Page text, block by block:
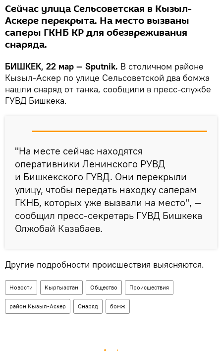
Сейчас улица Сельсоветская в Кызыл-
Аскере перекрыта. На место вызваны
саперы ГКНБ КР для обезвреживания
снаряда.
БИШКЕК, 22 мар — Sputnik. В столичном районе
Кызыл-Аскер по улице Сельсоветской два бомжа
нашли снаряд от танка, сообщили в пресс-службе
ГУВД Бишкека.
"На месте сейчас находятся
оперативники Ленинского РУВД
и Бишкекского ГУВД. Они перекрыли
улицу, чтобы передать находку саперам
ГКНБ, которых уже вызвали на место", —
сообщил пресс-секретарь ГУВД Бишкека
Олжобай Казабаев.
Другие подробности происшествия выясняются.
Новости Кыргызстан Общество Происшествия
район Кызыл-Аскер Снаряд бомж